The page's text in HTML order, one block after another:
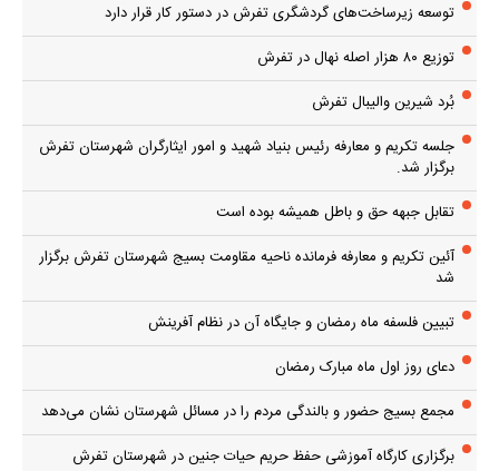
توسعه زیرساخت‌های گردشگری تفرش در دستور کار قرار دارد
توزیع ۸۰ هزار اصله نهال در تفرش
بُرد شیرین والیبال تفرش
جلسه تکریم و معارفه رئیس بنیاد شهید و امور ایثارگران شهرستان تفرش
برگزار شد.
تقابل جبهه حق و باطل همیشه بوده است
آئین تکریم و معارفه فرمانده ناحیه مقاومت بسیج شهرستان تفرش برگزار
شد
تبیین فلسفه ماه رمضان و جایگاه آن در نظام آفرینش
دعای روز اول ماه مبارک رمضان
مجمع بسیج حضور و بالندگی مردم را در مسائل شهرستان نشان می‌دهد
برگزاری کارگاه آموزشی حفظ حریم حیات جنین در شهرستان تفرش